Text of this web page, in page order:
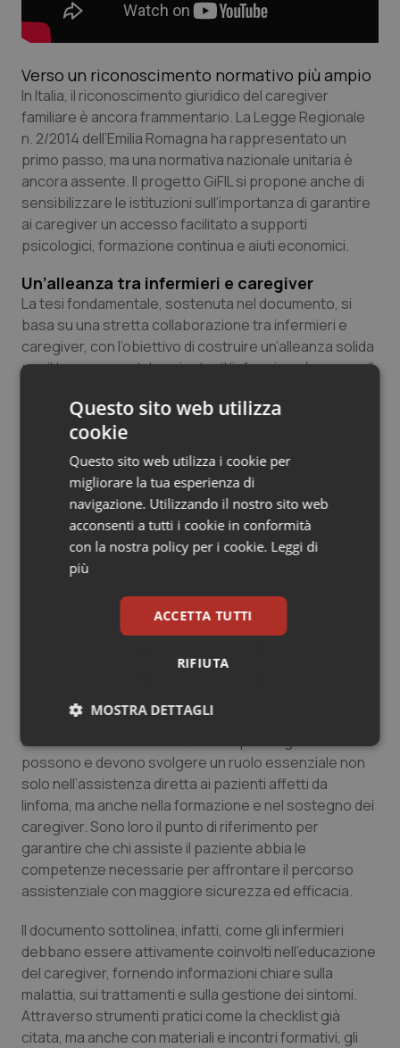
Verso un riconoscimento normativo più ampio
In Italia, il riconoscimento giuridico del caregiver
familiare è ancora frammentario. La Legge Regionale
n. 2/2014 dell’Emilia Romagna ha rappresentato un
primo passo, ma una normativa nazionale unitaria è
ancora assente. Il progetto GiFIL si propone anche di
sensibilizzare le istituzioni sull’importanza di garantire
ai caregiver un accesso facilitato a supporti
psicologici, formazione continua e aiuti economici.
Un’alleanza tra infermieri e caregiver
La tesi fondamentale, sostenuta nel documento, si
basa su una stretta collaborazione tra infermieri e
caregiver, con l’obiettivo di costruire un’alleanza solida
per il benessere del paziente. “L’infermiere è spesso il
essenziale che sappia riconoscere i segnali di
difficoltà e fornire il giusto supporto”, aggiunge
Ligabue.
Tra gli auspici condivisi in primis quello per il quale il
caregiving venga finalmente riconosciuto come un
tassello cruciale nel percorso di cura del paziente
ematologico. Un passo avanti per migliorare la qualità
dell’assistenza e per offrire un aiuto concreto a chi,
ogni giorno, si prende cura degli altri con dedizione e
Il ruolo chiave degli infermieri nel supporto ai
sostanziale riconoscimento, anche normativo,
dall’altro il documento sottolinea quanto gli infermieri
possono e devono svolgere un ruolo essenziale non
solo nell’assistenza diretta ai pazienti affetti da
linfoma, ma anche nella formazione e nel sostegno dei
caregiver. Sono loro il punto di riferimento per
garantire che chi assiste il paziente abbia le
competenze necessarie per affrontare il percorso
assistenziale con maggiore sicurezza ed efficacia.
Il documento sottolinea, infatti, come gli infermieri
debbano essere attivamente coinvolti nell’educazione
del caregiver, fornendo informazioni chiare sulla
malattia, sui trattamenti e sulla gestione dei sintomi.
Attraverso strumenti pratici come la checklist già
citata, ma anche con materiali e incontri formativi, gli
Questo sito web utilizza
cookie
Questo sito web utilizza i cookie per
migliorare la tua esperienza di
navigazione. Utilizzando il nostro sito web
acconsenti a tutti i cookie in conformità
con la nostra policy per i cookie. Leggi di
più
ACCETTA TUTTI
RIFIUTA
MOSTRA DETTAGLI
Necessari Statistici Marketing
Necessari Statistici Marketing
navigazione sulle pagine e l'accesso alle aree
protette del sito. Il sito web non è in grado di
Nome
Fornitore /Dominio
VISITOR_PRIVACY_METADATA
YouTube
.youtube.com